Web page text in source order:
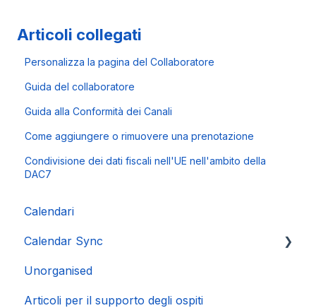
Articoli collegati
Personalizza la pagina del Collaboratore
Guida del collaboratore
Guida alla Conformità dei Canali
Come aggiungere o rimuovere una prenotazione
Condivisione dei dati fiscali nell'UE nell'ambito della
DAC7
Calendari
Calendar Sync
Importazione di calendari popolari
Unorganised
Articoli per il supporto degli ospiti